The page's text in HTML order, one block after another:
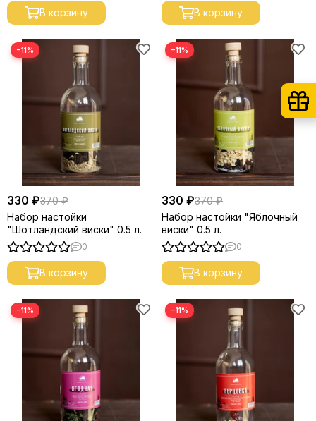
В корзину В корзину
−11%
330 ₽370 ₽
Набор настойки
"Шотландский виски" 0.5 л.
0
В корзину
−11%
330 ₽370 ₽
Набор настойки "Яблочный
виски" 0.5 л.
0
В корзину
−11% −11%